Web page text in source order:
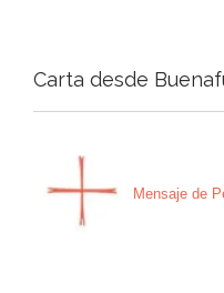
Carta desde
Mensaje de